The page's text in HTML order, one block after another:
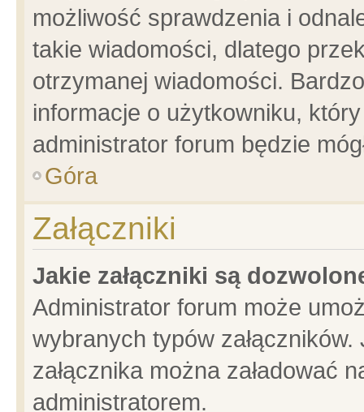
możliwość sprawdzenia i
takie wiadomości, dlatego
otrzymanej wiadomości.
informacje o użytkowniku,
administrator forum będzie
Góra
Załączniki
Jakie załączniki są
Administrator forum może
wybranych typów
załącznika można załadować
administratorem.